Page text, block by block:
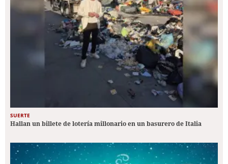
SUERTE
Hallan un billete de lotería millonario en un basurero de Italia